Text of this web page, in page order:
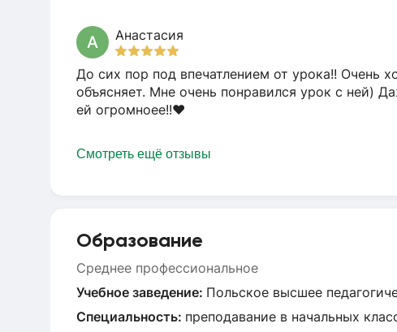
А Анастасия
До сих пор под впечатлением от урока!! Очень
объясняет. Мне очень понравился урок с ней)
ей огромноее!!❤️
Смотреть ещё отзывы
Образование
Среднее профессиональное
Учебное заведение: Польское высшее
Специальность: преподавание в начальных